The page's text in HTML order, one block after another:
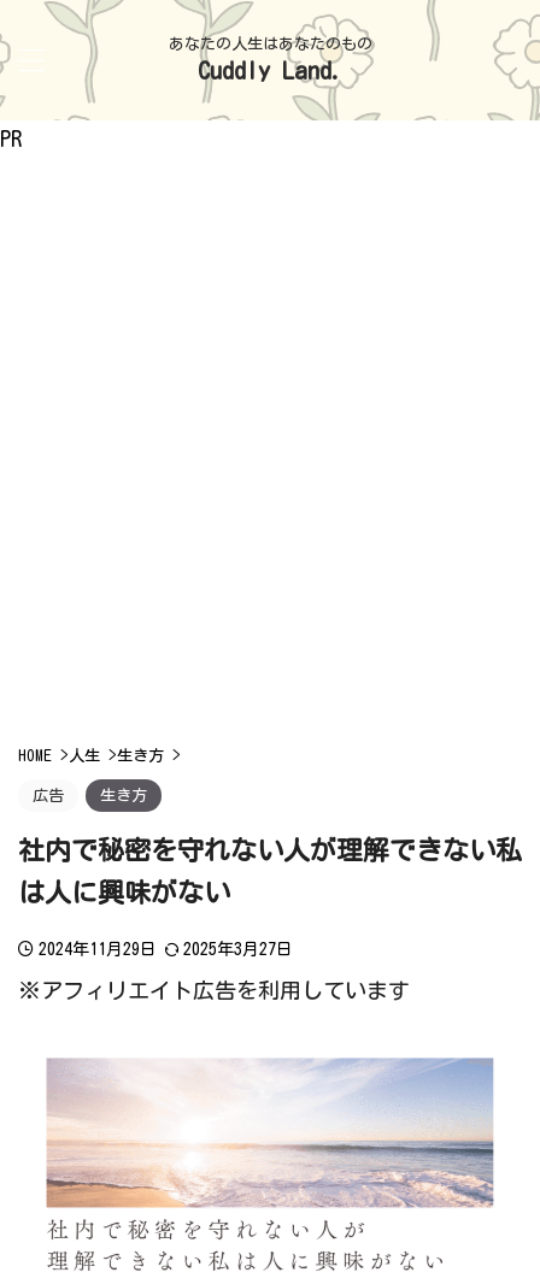
あなたの人生はあなたのもの
Cuddly Land.
PR
HOME > 人生 >生き方 >
広告 生き方
社内で秘密を守れない人が理解できない私
は人に興味がない
2024年11月29日 2025年3月27日
※アフィリエイト広告を利用しています